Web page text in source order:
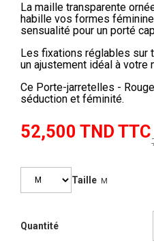
La maille transparente
habille vos formes
sensualité pour un porté
Les fixations réglables sur
un ajustement idéal à votre
Ce Porte-jarretelles -
séduction et féminité.
52,500 TND TTC
Taille M
Quantité